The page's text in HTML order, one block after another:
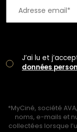
J’ai lu et
données
*MyCiné, société
noms, e-mails et
collectées lorsque